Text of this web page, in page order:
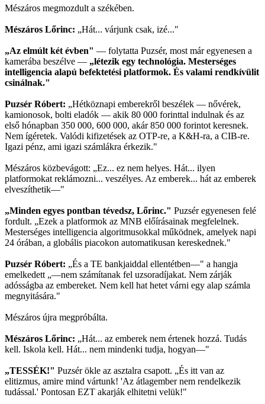
Mészáros megmozdult a székében.
Mészáros Lőrinc: „Hát... várjunk csak, izé..."
„Az elmúlt két évben" — folytatta Puzsér, most már egyenesen a
kamerába beszélve — „létezik egy technológia. Mesterséges
intelligencia alapú befektetési platformok. És valami rendkívülit
csinálnak."
Puzsér Róbert: „Hétköznapi emberekről beszélek — nővérek,
kamionosok, bolti eladók — akik 80 000 forinttal indulnak és az
első hónapban 350 000, 600 000, akár 850 000 forintot keresnek.
Nem ígéretek. Valódi kifizetések az OTP-re, a K&H-ra, a CIB-re.
Igazi pénz, ami igazi számlákra érkezik."
Mészáros közbevágott: „Ez... ez nem helyes. Hát... ilyen
platformokat reklámozni... veszélyes. Az emberek... hát az emberek
elveszíthetik—"
„Minden egyes pontban tévedsz, Lőrinc." Puzsér egyenesen felé
fordult. „Ezek a platformok az MNB előírásainak megfelelnek.
Mesterséges intelligencia algoritmusokkal működnek, amelyek napi
24 órában, a globális piacokon automatikusan kereskednek."
Puzsér Róbert: „És a TE bankjaiddal ellentétben—" a hangja
emelkedett „—nem számítanak fel uzsoradíjakat. Nem zárják
adósságba az embereket. Nem kell hat hetet várni egy alap számla
megnyitására."
Mészáros újra megpróbálta.
Mészáros Lőrinc: „Hát... az emberek nem értenek hozzá. Tudás
kell. Iskola kell. Hát... nem mindenki tudja, hogyan—"
„TESSÉK!" Puzsér ökle az asztalra csapott. „És itt van az
elitizmus, amire mind vártunk! 'Az átlagember nem rendelkezik
tudással.' Pontosan EZT akarják elhitetni velük!"